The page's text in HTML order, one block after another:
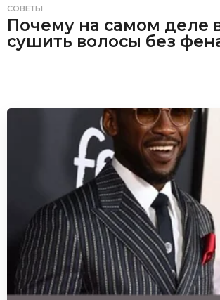
СОВЕТЫ
Почему на самом деле
сушить волосы без